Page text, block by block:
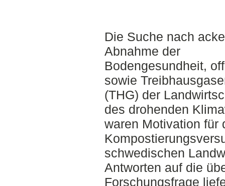
Die Suche nach
Abnahme der
Bodengesundheit,
sowie
(THG) der
des drohenden
waren Motivation für
schwedischen
Antworten auf die
Forschungsfrage